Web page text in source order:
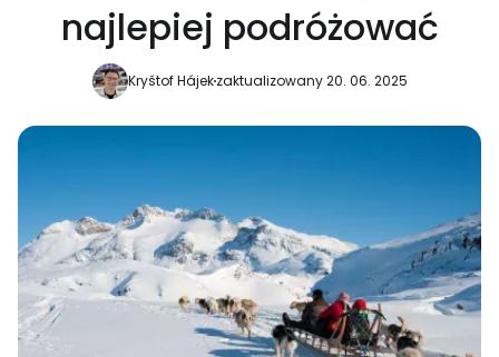
najlepiej podróżować
Kryštof Hájekzaktualizowany 20. 06. 2025
Kontynuuj z Google
Kontynuuj z e-mailem